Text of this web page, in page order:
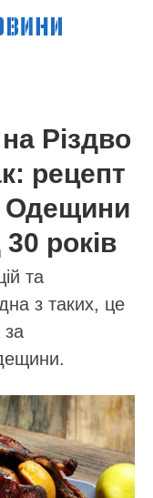
на Різдво
рецепт
Одещини
років
та
з таких, це
за